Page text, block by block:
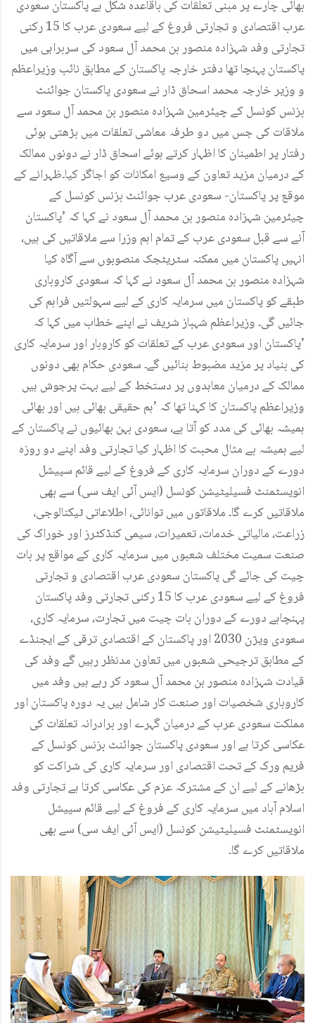
بھائی چارے پر مبنی تعلقات کی باقاعدہ شکل ہے پاکستان سعودی
عرب اقتصادی و تجارتی فروغ کے لیے سعودی عرب کا 15 رکنی
تجارتی وفد شہزادہ منصور بن محمد آل سعود کی سربراہی میں
پاکستان پہنچا تھا دفتر خارجہ پاکستان کے مطابق نائب وزیراعظم
و وزیر خارجہ محمد اسحاق ڈار نے سعودی پاکستان جوائنٹ
بزنس کونسل کے چیئرمین شہزادہ منصور بن محمد آل سعود سے
ملاقات کی جس میں دو طرفہ معاشی تعلقات میں بڑھتی ہوئی
رفتار پر اطمینان کا اظہار کرتے ہوئے اسحاق ڈار نے دونوں ممالک
کے درمیان مزید تعاون کے وسیع امکانات کو اجاگر کیا۔ظہرانے کے
موقع پر پاکستان- سعودی عرب جوائنٹ بزنس کونسل کے
چیئرمین شہزادہ منصور بن محمد آل سعود نے کہا کہ ’پاکستان
آنے سے قبل سعودی عرب کے تمام اہم وزرا سے ملاقاتیں کی ہیں،
انہیں پاکستان میں ممکنہ سٹریٹجک منصوبوں سے آگاہ کیا
شہزادہ منصور بن محمد آل سعود نے کہا کہ سعودی کاروباری
طبقے کو پاکستان میں سرمایہ کاری کے لیے سہولتیں فراہم کی
جائیں گی۔ وزیراعظم شہباز شریف نے اپنے خطاب میں کہا کہ
’پاکستان اور سعودی عرب کے تعلقات کو کاروبار اور سرمایہ کاری
کی بنیاد پر مزید مضبوط بنائیں گے۔ سعودی حکام بھی دونوں
ممالک کے درمیان معاہدوں پر دستخط کے لیے بہت پرجوش ہیں
وزیراعظم پاکستان کا کہنا تھا کہ ’ہم حقیقی بھائی ہیں اور بھائی
ہمیشہ بھائی کی مدد کو آتا ہے، سعودی بہن بھائیوں نے پاکستان کے
لیے ہمیشہ بے مثال محبت کا اظہار کیا تجارتی وفد اپنے دو روزہ
دورے کے دوران سرمایہ کاری کے فروغ کے لیے قائم سپیشل
انویسٹمنٹ فسیلیٹیشن کونسل (ایس آئی ایف سی) سے بھی
ملاقاتیں کرے گا۔ ملاقاتوں میں توانائی، اطلاعاتی ٹیکنالوجی،
زراعت، مالیاتی خدمات، تعمیرات، سیمی کنڈکٹرز اور خوراک کی
صنعت سمیت مختلف شعبوں میں سرمایہ کاری کے مواقع پر بات
چیت کی جائے گی پاکستان سعودی عرب اقتصادی و تجارتی
فروغ کے لیے سعودی عرب کا 15 رکنی تجارتی وفد پاکستان
پہنچاہے دورے کے دوران بات چیت میں تجارت، سرمایہ کاری،
سعودی ویژن 2030 اور پاکستان کے اقتصادی ترقی کے ایجنڈے
کے مطابق ترجیحی شعبوں میں تعاون مدنظر رہیں گے وفد کی
قیادت شہزادہ منصور بن محمد آل سعود کر رہے ہیں وفد میں
کاروباری شخصیات اور صنعت کار شامل ہیں یہ دورہ پاکستان اور
مملکت سعودی عرب کے درمیان گہرے اور برادرانہ تعلقات کی
عکاسی کرتا ہے اور سعودی پاکستان جوائنٹ بزنس کونسل کے
فریم ورک کے تحت اقتصادی اور سرمایہ کاری کی شراکت کو
بڑھانے کے لیے ان کے مشترکہ عزم کی عکاسی کرتا ہے تجارتی وفد
اسلام آباد میں سرمایہ کاری کے فروغ کے لیے قائم سپیشل
انویسٹمنٹ فسیلیٹیشن کونسل (ایس آئی ایف سی) سے بھی
ملاقاتیں کرے گا۔